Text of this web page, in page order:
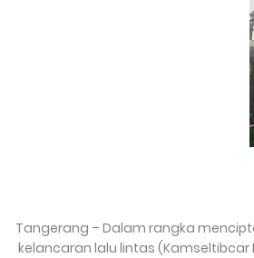
Tangerang – Dalam rangka
kelancaran lalu lintas